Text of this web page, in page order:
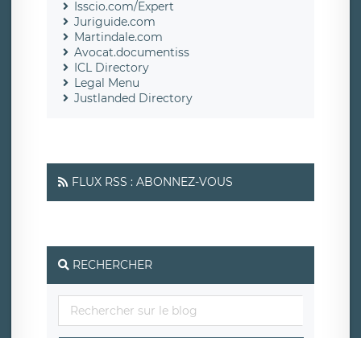
Isscio.com/Expert
Juriguide.com
Martindale.com
Avocat.documentiss
ICL Directory
Legal Menu
Justlanded Directory
FLUX RSS : ABONNEZ-VOUS
RECHERCHER